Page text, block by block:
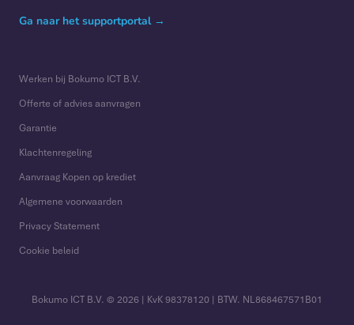
Ga naar het supportportal →
Werken bij Bokumo ICT B.V.
Offerte of advies aanvragen
Garantie
Klachtenregeling
Aanvraag Kopen op krediet
Algemene voorwaarden
Privacy Statement
Cookie beleid
Bokumo ICT B.V. © 2026 | KvK 98378120 | BTW. NL868467571B01